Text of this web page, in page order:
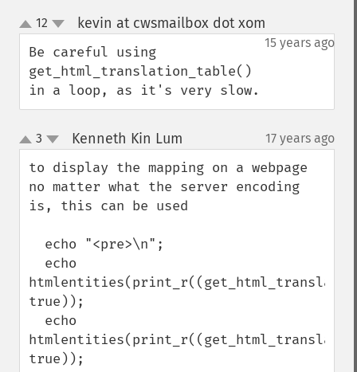
up
down
12 kevin at cwsmailbox dot xom
15 years ago
Be careful using
get_html_translation_table()
in a loop, as it's very slow.
up
down
3 Kenneth Kin Lum 17 years ago
to display the mapping on a webpage
no matter what the server encoding
is, this can be used
true));
true));